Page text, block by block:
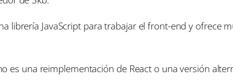
librería JavaScript para trabajar el front-end y ofrece
es una reimplementación de React o una versión